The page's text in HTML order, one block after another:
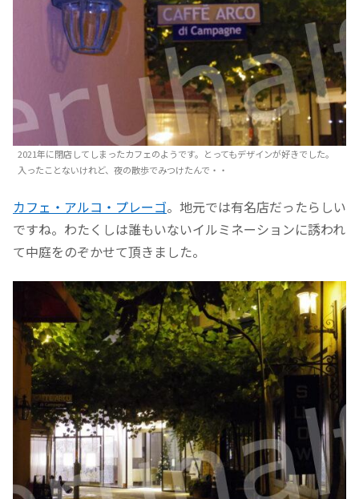
2021年に閉店してしまったカフェのようです。とってもデザインが好きでした。
入ったことないけれど、夜の散歩でみつけたんで・・
カフェ・アルコ・プレーゴ。地元では有名店だったらしい
ですね。わたくしは誰もいないイルミネーションに誘われ
て中庭をのぞかせて頂きました。